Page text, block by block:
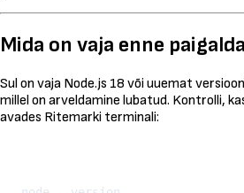
Mida on vaja enne
Sul on vaja Node.js 18 või uuemat
millel on arveldamine lubatud. Kontrolli,
avades Ritemarki terminali: